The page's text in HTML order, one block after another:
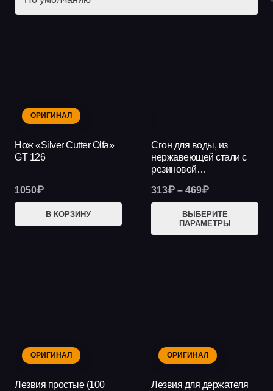
ОРИГИНАЛ
Нож «Silver Cutter Olfa»
GT 126
1050₽
В КОРЗИНУ
Сгон для воды, из
нержавеющей стали с
резиновой…
313₽ – 469₽Диапазон
313₽
ВЫБЕРИТЕ
ПАРАМЕТРЫ
ОРИГИНАЛ
Лезвия простые (100
ОРИГИНАЛ
Лезвия для держателя